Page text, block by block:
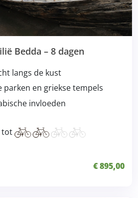
Bedda – 8 dagen
langs de kust
parken en griekse tempels
invloeden
tot
€ 895,00